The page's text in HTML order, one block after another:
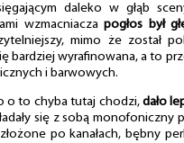
daleko w głąb
wzmacniaczapogłos był
mimo że został
bardziej wyrafinowana, a to
i barwowych.
o to chyba tutaj chodzi, dało
się z sobą monofoniczny
po kanałach, bębny